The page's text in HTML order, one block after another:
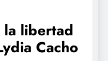
libertad
Cacho